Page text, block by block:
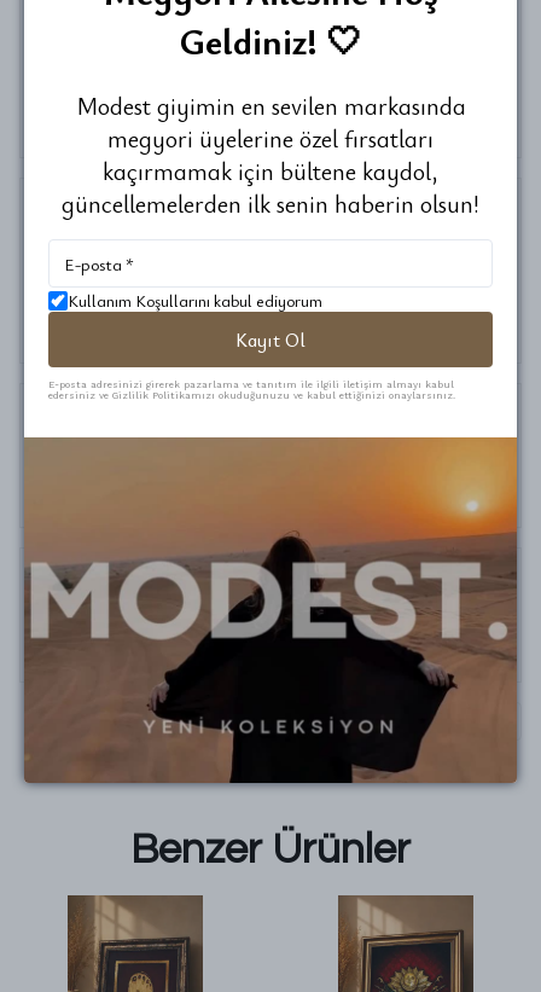
Kizim cok begendi rengi kumasi cok guzel cantasi olmasi
da cok hosumuza gitti.
Satın Alınmış
Kızlarım çok begendı ,Çok güzel paketlenmısti teşekkür
Esra
Satın Alınmış
1
Benzer Ürünler
Geldiniz! 🤍
Modest giyimin en sevilen markasında
megyori üyelerine özel fırsatları
kaçırmamak için bültene kaydol,
güncellemelerden ilk senin haberin olsun!
Kullanım Koşullarını kabul ediyorum
Kayıt Ol
E-posta adresinizi girerek pazarlama ve tanıtım ile ilgili iletişim almayı kabul
edersiniz ve Gizlilik Politikamızı okuduğunuzu ve kabul ettiğinizi onaylarsınız.